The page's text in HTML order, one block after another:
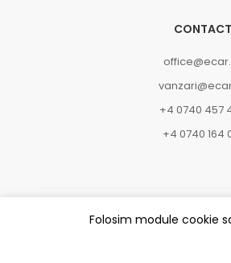
CONTACT
+4 0740 457
+4 0740 164
Folosim module cookie